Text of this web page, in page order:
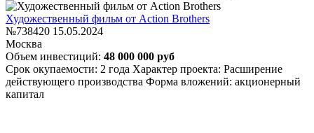
Художественный фильм от Action Brothers
№738420 15.05.2024
Москва
Объем инвестиций: 48 000 000 руб
Срок окупаемости: 2 года Характер проекта: Расширение
действующего производства Форма вложений: акционерный
капитал